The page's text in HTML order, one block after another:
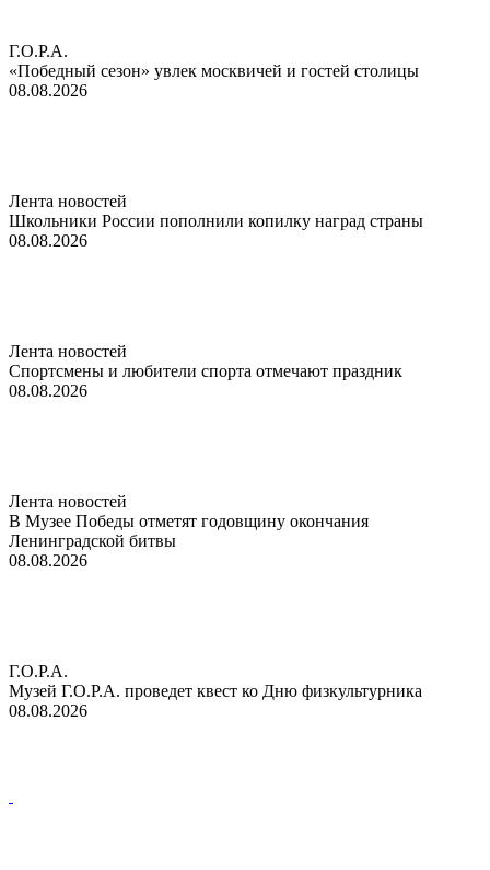
Г.О.Р.А.
«Победный сезон» увлек москвичей и гостей столицы
08.08.2026
Лента новостей
Школьники России пополнили копилку наград страны
08.08.2026
Лента новостей
Спортсмены и любители спорта отмечают праздник
08.08.2026
Лента новостей
В Музее Победы отметят годовщину окончания
Ленинградской битвы
08.08.2026
Г.О.Р.А.
Музей Г.О.Р.А. проведет квест ко Дню физкультурника
08.08.2026